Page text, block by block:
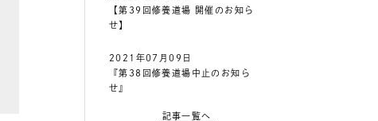
【第39回修養道場 開催のお知ら
せ】
2021年07月09日
『第38回修養道場中止のお知ら
せ』
記事一覧へ